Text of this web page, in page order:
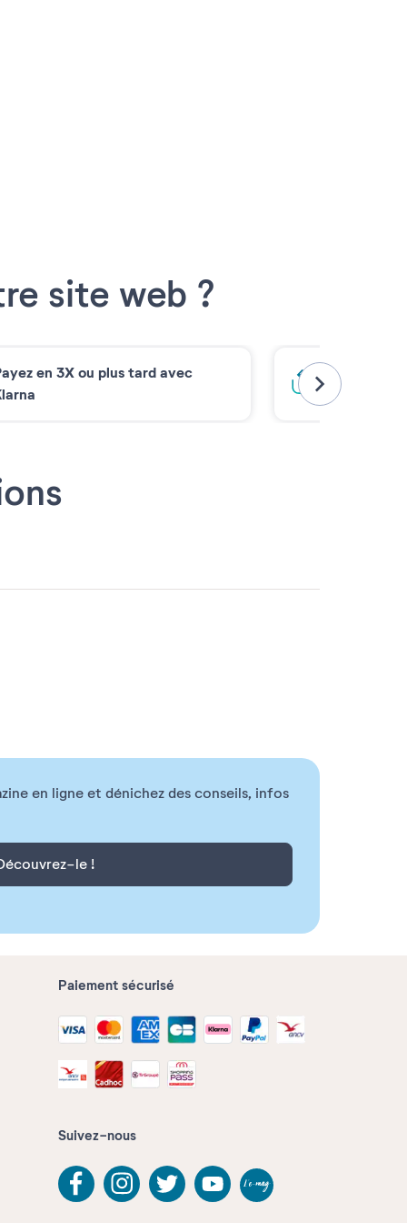
site web ?
en 3X ou plus tard avec
Bloquez
en ligne et dénichez des conseils, infos
le !
Paiement sécurisé
Suivez-nous